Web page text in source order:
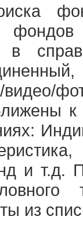
в
и т.д.
из